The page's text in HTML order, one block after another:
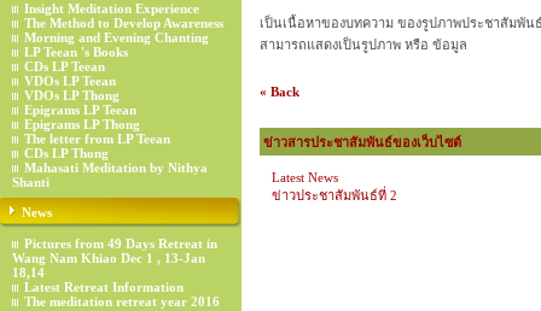
Insight Meditation Experience
The Method to Develop Awareness
Morning and Evening Chanting
LP Teean 's Books
CDs LP Teean
VDOs LP Teean
VDOs LP Thong
Epigrams LP Teean
Epigrams LP Thong
The letter from LP Teean
CDs LP Thong
Mahasati Meditation by Nithya
Shanti
News
Pictures from 49 Days Retreat in
Wang Nam Khiao Dec 1 , 13-Jan
18,14
Latest Retreat Information
The meditation retreat year 2016
เป็นเนื้อหาของบทความ ของรูปภาพประชาสัมพัน
สามารถแสดงเป็นรูปภาพ หรือ ข้อมูล
« Back
ข่าวสารประชาสัมพันธ์ของเว็บไซต์
Latest News
ข่าวประชาสัมพันธ์ที่ 2